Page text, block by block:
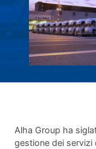
Alha Group ha
gestione dei servizi